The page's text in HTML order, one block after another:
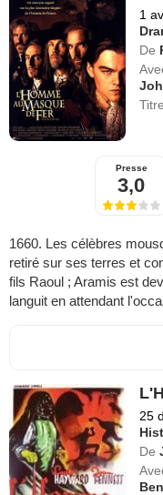
1
De
Presse
3,0
1660. Les célèbres
retiré sur ses terres et
fils Raoul ; Aramis est
languit en attendant
25
De